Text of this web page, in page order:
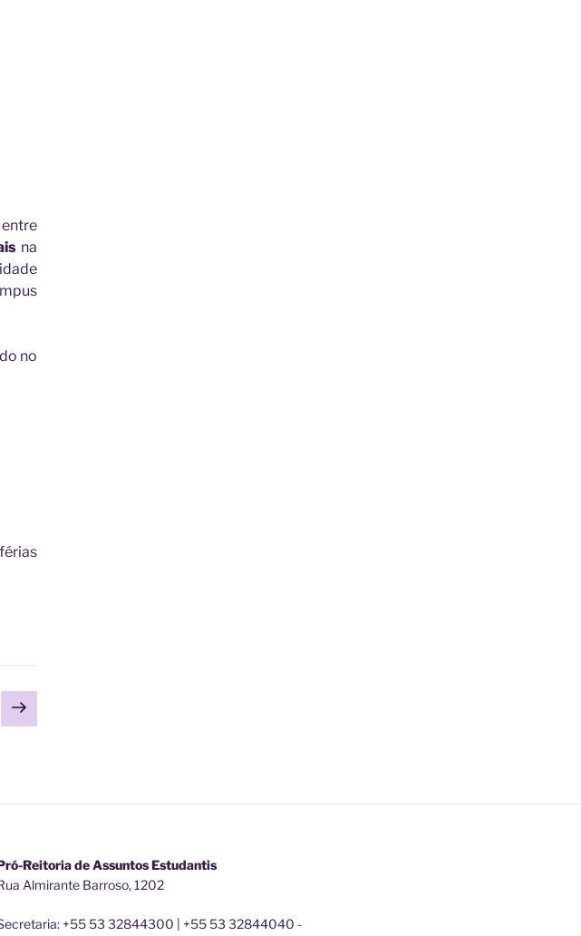
na
no
Próxima
página
Reitoria de Assuntos Estudantis
Almirante Barroso, 1202
+55 53 32844300 | +55 53 32844040 -